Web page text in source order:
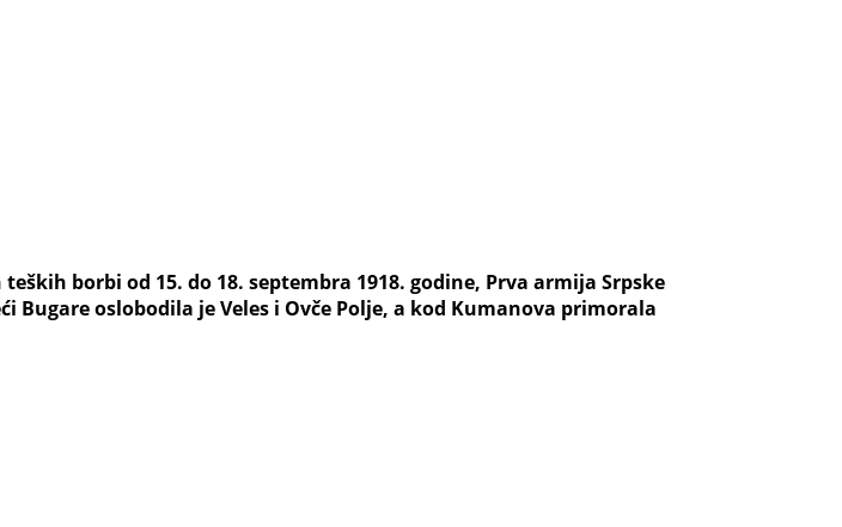
borbi od 15. do 18. septembra 1918. godine, Prva armija Srpske
oslobodila je Veles i Ovče Polje, a kod Kumanova primorala